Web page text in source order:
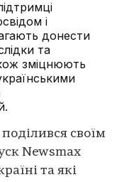
і
донести
та
зміцнюють
своїм
Newsmax
та які